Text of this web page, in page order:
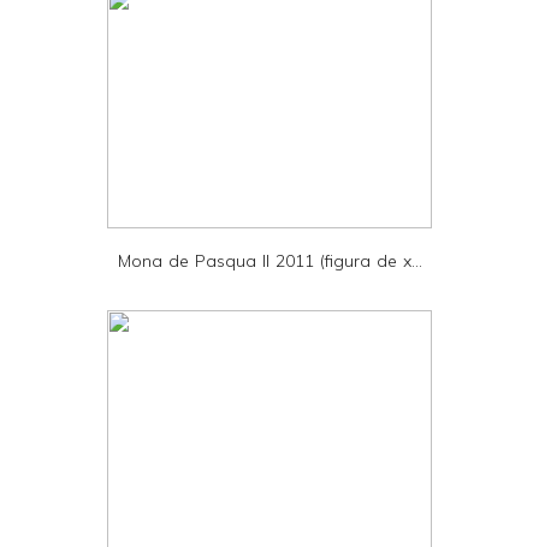
d
Mona de Pasqua II 2011 (figura de x...